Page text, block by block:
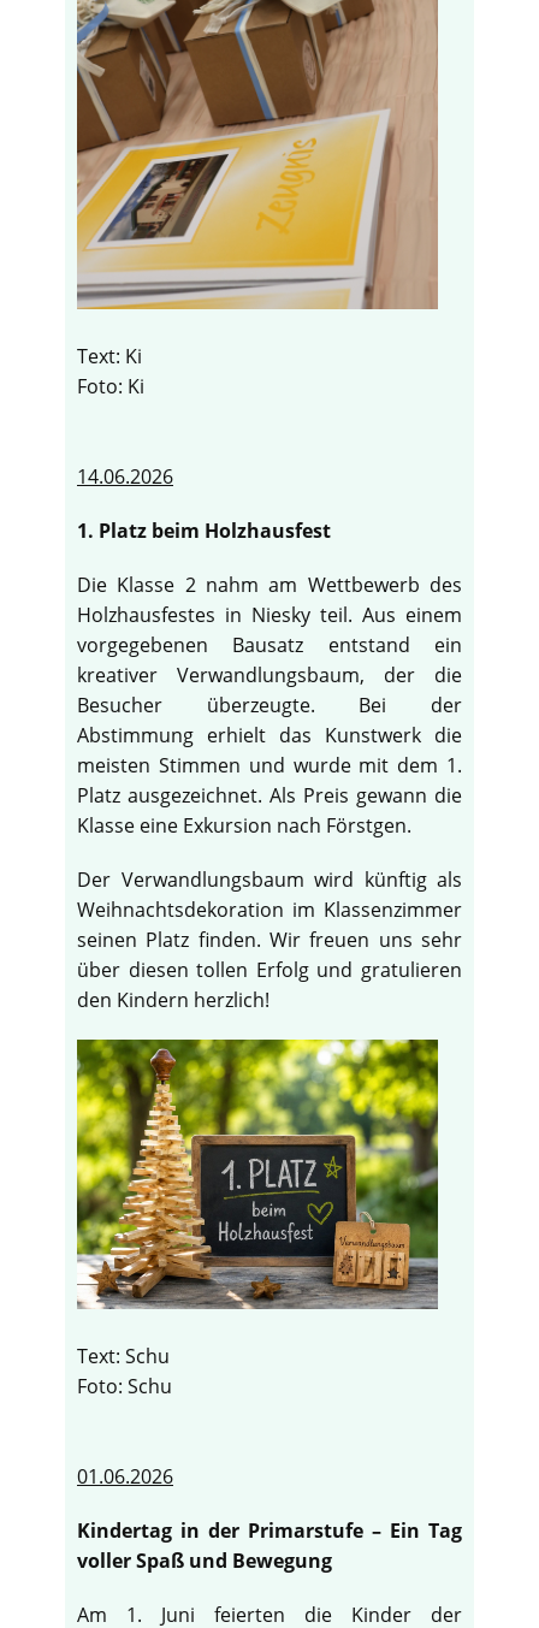
Text: Ki
Foto: Ki
14.06.2026
1. Platz beim Holzhausfest
Die Klasse 2 nahm am Wettbewerb des
Holzhausfestes in Niesky teil. Aus einem
vorgegebenen Bausatz entstand ein
kreativer Verwandlungsbaum, der die
Besucher überzeugte. Bei der
Abstimmung erhielt das Kunstwerk die
meisten Stimmen und wurde mit dem 1.
Platz ausgezeichnet. Als Preis gewann die
Klasse eine Exkursion nach Förstgen.
Der Verwandlungsbaum wird künftig als
Weihnachtsdekoration im Klassenzimmer
seinen Platz finden. Wir freuen uns sehr
über diesen tollen Erfolg und gratulieren
den Kindern herzlich!
Text: Schu
Foto: Schu
01.06.2026
Kindertag in der Primarstufe – Ein Tag
voller Spaß und Bewegung
Am 1. Juni feierten die Kinder der